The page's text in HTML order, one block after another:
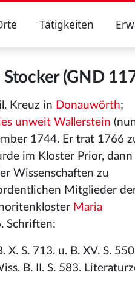
Tätigkeiten
Stocker (GND
Kreuz in Donauwörth;
unweit Wallerstein
1744. Er trat 1766
im Kloster Prior, dann
Wissenschaften zu
Mitglieder
Maria
Schriften:
X. S. 713. u. B. XV. S.
B. II. S. 583.